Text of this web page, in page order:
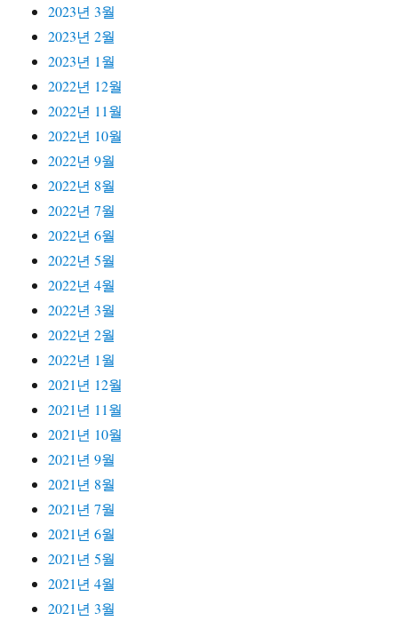
2023년 3월
2023년 2월
2023년 1월
2022년 12월
2022년 11월
2022년 10월
2022년 9월
2022년 8월
2022년 7월
2022년 6월
2022년 5월
2022년 4월
2022년 3월
2022년 2월
2022년 1월
2021년 12월
2021년 11월
2021년 10월
2021년 9월
2021년 8월
2021년 7월
2021년 6월
2021년 5월
2021년 4월
2021년 3월